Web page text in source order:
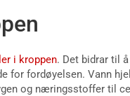
i kroppen. Det bidrar til
for fordøyelsen. Vann
og næringsstoffer til